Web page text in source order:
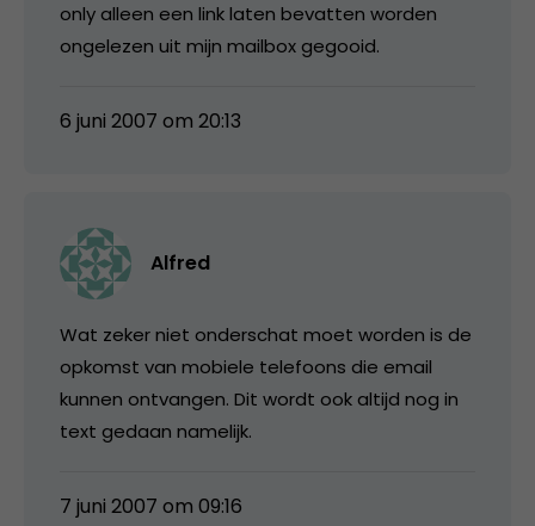
only alleen een link laten bevatten worden
ongelezen uit mijn mailbox gegooid.
6 juni 2007 om 20:13
Alfred
Wat zeker niet onderschat moet worden is de
opkomst van mobiele telefoons die email
kunnen ontvangen. Dit wordt ook altijd nog in
text gedaan namelijk.
7 juni 2007 om 09:16